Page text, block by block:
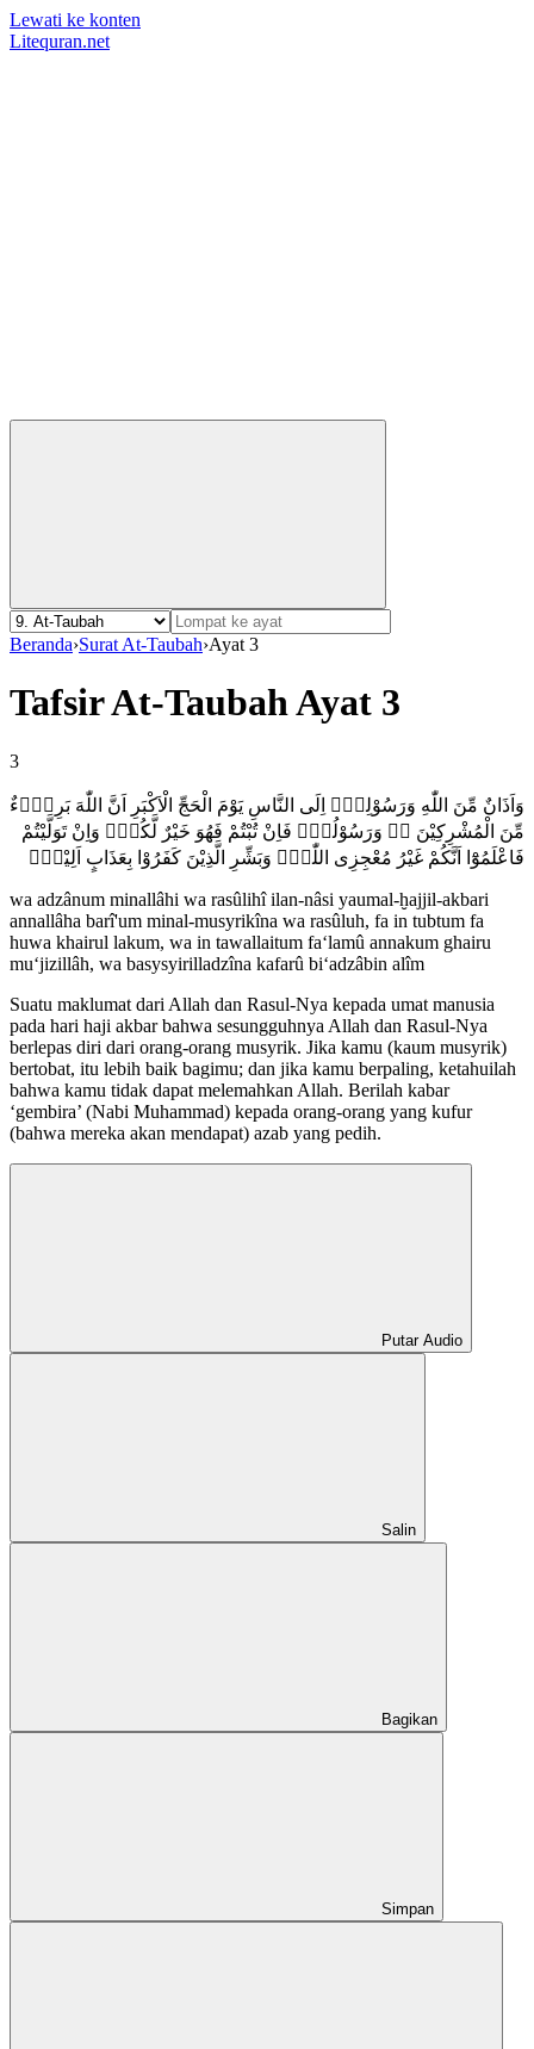
Lewati ke konten
Litequran.net
Beranda›Surat At-Taubah›Ayat 3
Tafsir At-Taubah Ayat 3
3
وَاَذَانٌ مِّنَ اللّٰهِ وَرَسُوْلِهٖٓ اِلَى النَّاسِ يَوْمَ الْحَجِّ الْاَكْبَرِ اَنَّ اللّٰهَ بَرِيْۤءٌ
مِّنَ الْمُشْرِكِيْنَ ەۙ وَرَسُوْلُهٗۗ فَاِنْ تُبْتُمْ فَهُوَ خَيْرٌ لَّكُمْۚ وَاِنْ تَوَلَّيْتُمْ
فَاعْلَمُوْٓا اَنَّكُمْ غَيْرُ مُعْجِزِى اللّٰهِۗ وَبَشِّرِ الَّذِيْنَ كَفَرُوْا بِعَذَابٍ اَلِيْمٍۙ
wa adzânum minallâhi wa rasûlihî ilan-nâsi yaumal-ḫajjil-akbari
annallâha barî'um minal-musyrikîna wa rasûluh, fa in tubtum fa
huwa khairul lakum, wa in tawallaitum fa‘lamû annakum ghairu
mu‘jizillâh, wa basysyirilladzîna kafarû bi‘adzâbin alîm
Suatu maklumat dari Allah dan Rasul-Nya kepada umat manusia
pada hari haji akbar bahwa sesungguhnya Allah dan Rasul-Nya
berlepas diri dari orang-orang musyrik. Jika kamu (kaum musyrik)
bertobat, itu lebih baik bagimu; dan jika kamu berpaling, ketahuilah
bahwa kamu tidak dapat melemahkan Allah. Berilah kabar
‘gembira’ (Nabi Muhammad) kepada orang-orang yang kufur
(bahwa mereka akan mendapat) azab yang pedih.
Putar Audio
Salin
Bagikan
Simpan